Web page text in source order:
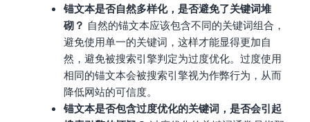
锚文本是否自然多样化，是否避免了关键词堆
砌？ 自然的锚文本应该包含不同的关键词组合，
避免使用单一的关键词，这样才能显得更加自
然，避免被搜索引擎判定为过度优化。过度使用
相同的锚文本会被搜索引擎视为作弊行为，从而
降低网站的可信度。
锚文本是否包含过度优化的关键词，是否会引起